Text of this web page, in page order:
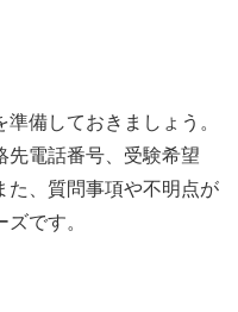
備しておきましょう。
先電話番号、受験希望
た、質問事項や不明点が
です。